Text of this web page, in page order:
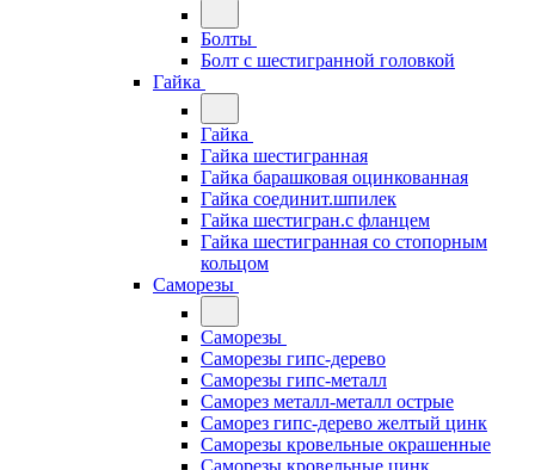
Болты
Болт с шестигранной головкой
Гайка
Гайка
Гайка шестигранная
Гайка барашковая оцинкованная
Гайка соединит.шпилек
Гайка шестигран.с фланцем
Гайка шестигранная со стопорным
кольцом
Саморезы
Саморезы
Саморезы гипс-дерево
Саморезы гипс-металл
Саморез металл-металл острые
Саморез гипс-дерево желтый цинк
Саморезы кровельные окрашенные
Саморезы кровельные цинк